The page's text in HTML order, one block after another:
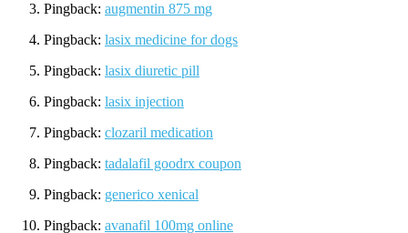
Pingback: augmentin 875 mg
Pingback: lasix medicine for dogs
Pingback: lasix diuretic pill
Pingback: lasix injection
Pingback: clozaril medication
Pingback: tadalafil goodrx coupon
Pingback: generico xenical
Pingback: avanafil 100mg online